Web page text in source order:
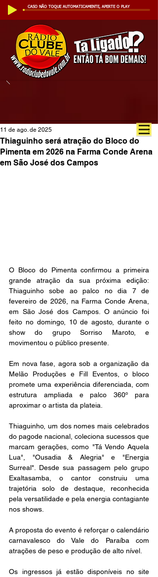
CASO NÃO TOQUE AUTOMATICAMENTE, APERTE O PLAY
Thiaguinho será atração do Bloco do
Pimenta em 2026 na Farma Conde Arena
em São José dos Campos
11 de ago. de 2025
O Bloco do Pimenta confirmou a primeira
grande atração da sua próxima edição:
Thiaguinho sobe ao palco no dia 7 de
fevereiro de 2026, na Farma Conde Arena,
em São José dos Campos. O anúncio foi
feito no domingo, 10 de agosto, durante o
show do grupo Sorriso Maroto, e
movimentou o público presente.
Em nova fase, agora sob a organização da
Melão Produções e Fill Eventos, o bloco
promete uma experiência diferenciada, com
estrutura ampliada e palco 360º para
aproximar o artista da plateia.
Thiaguinho, um dos nomes mais celebrados
do pagode nacional, coleciona sucessos que
marcam gerações, como "Tá Vendo Aquela
Lua", "Ousadia & Alegria" e "Energia
Surreal". Desde sua passagem pelo grupo
Exaltasamba, o cantor construiu uma
trajetória solo de destaque, reconhecida
pela versatilidade e pela energia contagiante
nos shows.
A proposta do evento é reforçar o calendário
carnavalesco do Vale do Paraíba com
atrações de peso e produção de alto nível.